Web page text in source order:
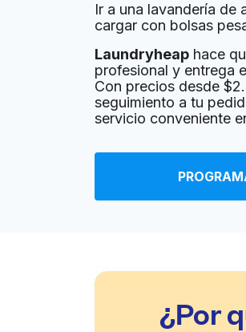
Ir a una lavandería de
cargar con bolsas
Laundryheap hace
profesional y entrega
Con precios desde
seguimiento a tu
servicio conveniente
¿Por